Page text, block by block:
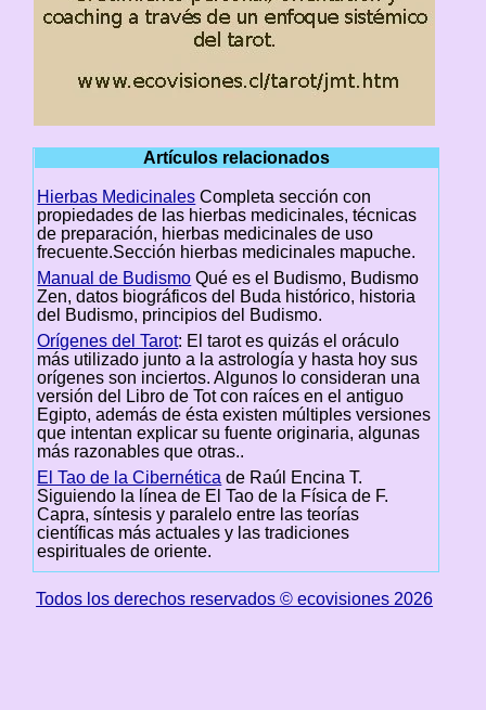
Artículos relacionados
Hierbas Medicinales Completa sección con
propiedades de las hierbas medicinales, técnicas
de preparación, hierbas medicinales de uso
frecuente.Sección hierbas medicinales mapuche.
Manual de Budismo Qué es el Budismo, Budismo
Zen, datos biográficos del Buda histórico, historia
del Budismo, principios del Budismo.
Orígenes del Tarot: El tarot es quizás el oráculo
más utilizado junto a la astrología y hasta hoy sus
orígenes son inciertos. Algunos lo consideran una
versión del Libro de Tot con raíces en el antiguo
Egipto, además de ésta existen múltiples versiones
que intentan explicar su fuente originaria, algunas
más razonables que otras..
El Tao de la Cibernética de Raúl Encina T.
Siguiendo la línea de El Tao de la Física de F.
Capra, síntesis y paralelo entre las teorías
científicas más actuales y las tradiciones
espirituales de oriente.
Todos los derechos reservados © ecovisiones 2026